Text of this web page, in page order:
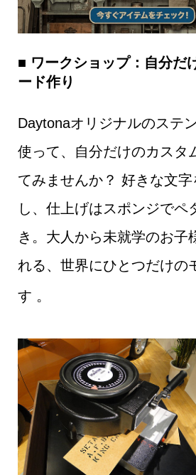
■ ワークショップ：自分だ
ード作り
Daytonaオリジナルのステ
使って、自分だけのカスタ
てみませんか？ 好きな文
し、仕上げはスポンジでペ
き。大人から未就学のお子
れる、世界にひとつだけの
す 。